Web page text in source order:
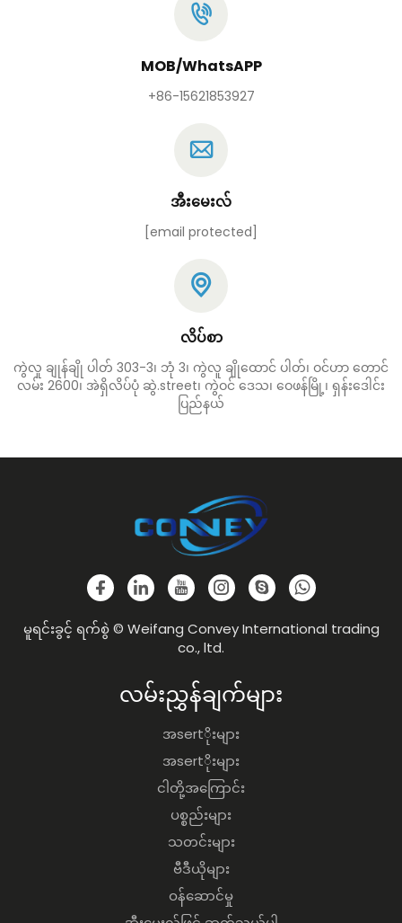
MOB/WhatsAPP
+86-15621853927
အီးမေးလ်
[email protected]
လိပ်စာ
ကွဲလူ ချုန်ချို ပါတ် 303-3၊ ဘုံ 3၊ ကွဲလူ ချိုထောင် ပါတ်၊ ဝင်ဟာ တောင်
လမ်း 2600၊ အဲရှိလိပ်ပုံ ဆွဲ.street၊ ကွဲဝင် ဒေသ၊ ဝေဖန်မြို့၊ ရှန်းဒေါင်း
ပြည်နယ်
မူရင်းခွင့် ရက်စွဲ © Weifang Convey International trading
co., ltd.
လမ်းညွှန်ချက်များ
အsertိုးများ
အsertိုးများ
ငါတို့အကြောင်း
ပစ္စည်းများ
သတင်းများ
ဗီဒီယိုများ
ဝန်ဆောင်မှု